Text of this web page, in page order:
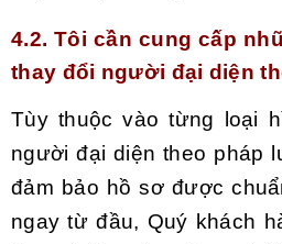
4.2. Tôi cần cung cấp
thay đổi người đại diện
Tùy thuộc vào từng loại
người đại diện theo pháp
đảm bảo hồ sơ được
ngay từ đầu, Quý khách